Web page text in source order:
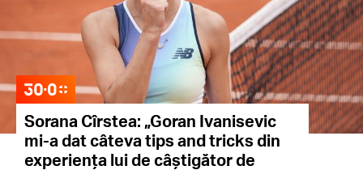
Sorana Cîrstea: „Goran Ivanisevic
mi-a dat câteva tips and tricks din
experiența lui de câștigător de